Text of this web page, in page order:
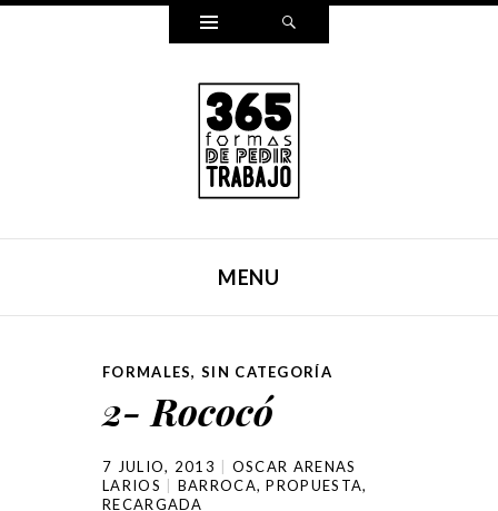
Widgets
MENU
FORMALES,SIN CATEGORÍA
2- Rococó
7 JULIO, 2013
OSCAR ARENAS
LARIOS
BARROCA,PROPUESTA,
RECARGADA